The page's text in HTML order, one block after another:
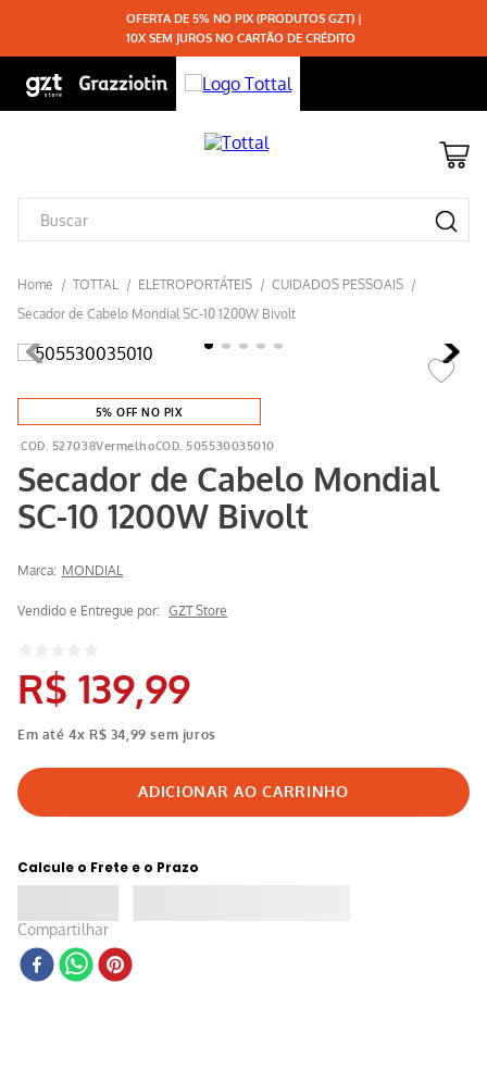
OFERTA DE 5% NO PIX (PRODUTOS GZT) |
10X SEM JUROS NO CARTÃO DE CRÉDITO
TOTTAL ELETROPORTÁTEIS
CUIDADOS PESSOAIS
Secador de Cabelo Mondial SC-10 1200W Bivolt
5% OFF NO PIX
527038Vermelho 505530035010
Secador de Cabelo Mondial
SC-10 1200W Bivolt
Marca: MONDIAL
Vendido e Entregue por: GZT Store
R$ 139,99
Em até4x R$ 34 99 sem juros
Calcule o Frete e o Prazo
Compartilhar